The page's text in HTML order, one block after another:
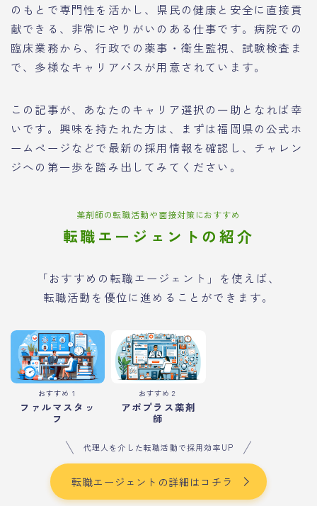
のもとで専門性を活かし、県民の健康と安全に直接貢
献できる、非常にやりがいのある仕事です。病院での
臨床業務から、行政での薬事・衛生監視、試験検査ま
で、多様なキャリアパスが用意されています。
この記事が、あなたのキャリア選択の一助となれば幸
いです。興味を持たれた方は、まずは福岡県の公式ホ
ームページなどで最新の採用情報を確認し、チャレン
ジへの第一歩を踏み出してみてください。
薬剤師の転職活動や面接対策におすすめ
転職エージェントの紹介
「おすすめの転職エージェント」を使えば、
転職活動を優位に進めることができます。
おすすめ１
ファルマスタッ
フ
おすすめ２
アポプラス薬剤
師
代理人を介した転職活動で採用効率UP
転職エージェントの詳細はコチラ